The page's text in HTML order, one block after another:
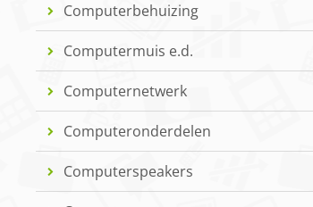
Computerbehuizing
Computermuis e.d.
Computernetwerk
Computeronderdelen
Computerspeakers